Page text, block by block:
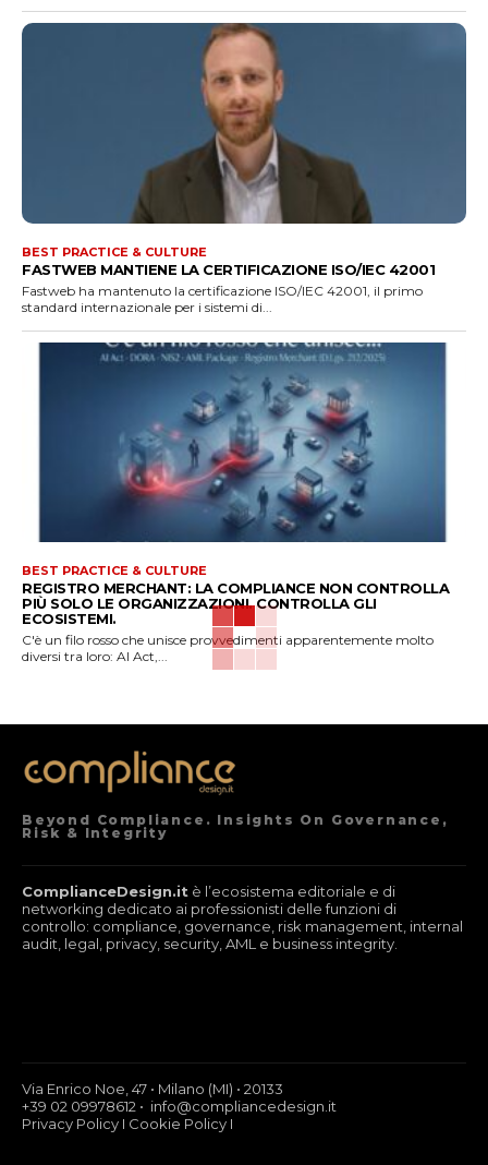
BEST PRACTICE & CULTURE
FASTWEB MANTIENE LA CERTIFICAZIONE ISO/IEC 42001
Fastweb ha mantenuto la certificazione ISO/IEC 42001, il primo
standard internazionale per i sistemi di...
BEST PRACTICE & CULTURE
REGISTRO MERCHANT: LA COMPLIANCE NON CONTROLLA
PIÙ SOLO LE ORGANIZZAZIONI. CONTROLLA GLI
ECOSISTEMI.
C'è un filo rosso che unisce provvedimenti apparentemente molto
diversi tra loro: AI Act,...
Beyond Compliance. Insights On Governance,
Risk & Integrity
ComplianceDesign.it è l’ecosistema editoriale e di
networking dedicato ai professionisti delle funzioni di
controllo: compliance, governance, risk management, internal
audit, legal, privacy, security, AML e business integrity.
Via Enrico Noe, 47 • Milano (MI) • 20133
+39 02 09978612 • info@compliancedesign.it
Privacy Policy I Cookie Policy I